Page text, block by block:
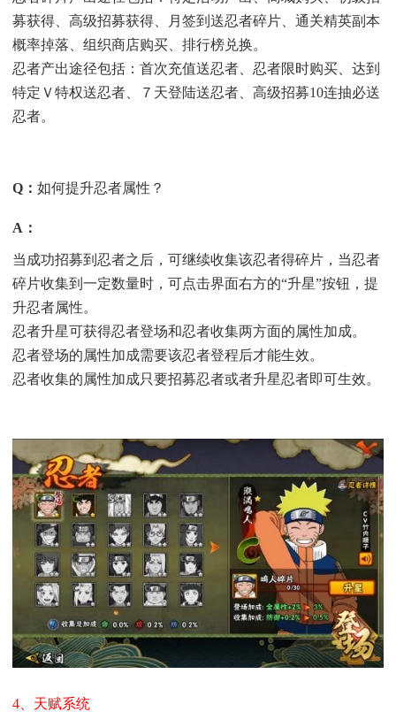
募获得、高级招募获得、月签到送忍者碎片、通关精英副本
概率掉落、组织商店购买、排行榜兑换。
忍者产出途径包括：首次充值送忍者、忍者限时购买、达到
特定Ｖ特权送忍者、７天登陆送忍者、高级招募10连抽必送
忍者。
Q ：如何提升忍者属性？
A ：
当成功招募到忍者之后，可继续收集该忍者得碎片，当忍者
碎片收集到一定数量时，可点击界面右方的“升星”按钮，提
升忍者属性。
忍者升星可获得忍者登场和忍者收集两方面的属性加成。
忍者登场的属性加成需要该忍者登程后才能生效。
忍者收集的属性加成只要招募忍者或者升星忍者即可生效。
4、天赋系统